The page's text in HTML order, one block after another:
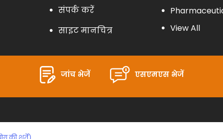
संपर्क करें
साइट मानचित्र
Sealing
View All
जांच भेजें एसएमएस भेजें